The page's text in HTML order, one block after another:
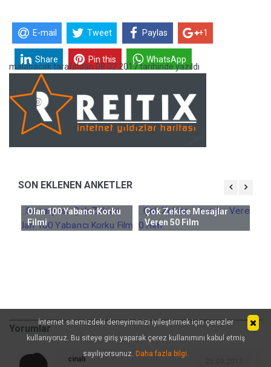
E-mail Tweet Paylas +1
Share Pin this WhatsApp
malabacak tarafından 08.02.2017 tarihinde yazıldı
SON EKLENEN ANKETLER
Olan 100 Yabancı Korku
Filmi
Çok Zekice Mesajlar
Veren 50 Film
Yorumlar
cinali
İnternet sitemizdeki deneyiminizi iyileştirmek için çerezler
kullanıyoruz. Bu siteye giriş yaparak çerez kullanımını kabul etmiş
sayılıyorsunuz. Daha fazla bilgi.